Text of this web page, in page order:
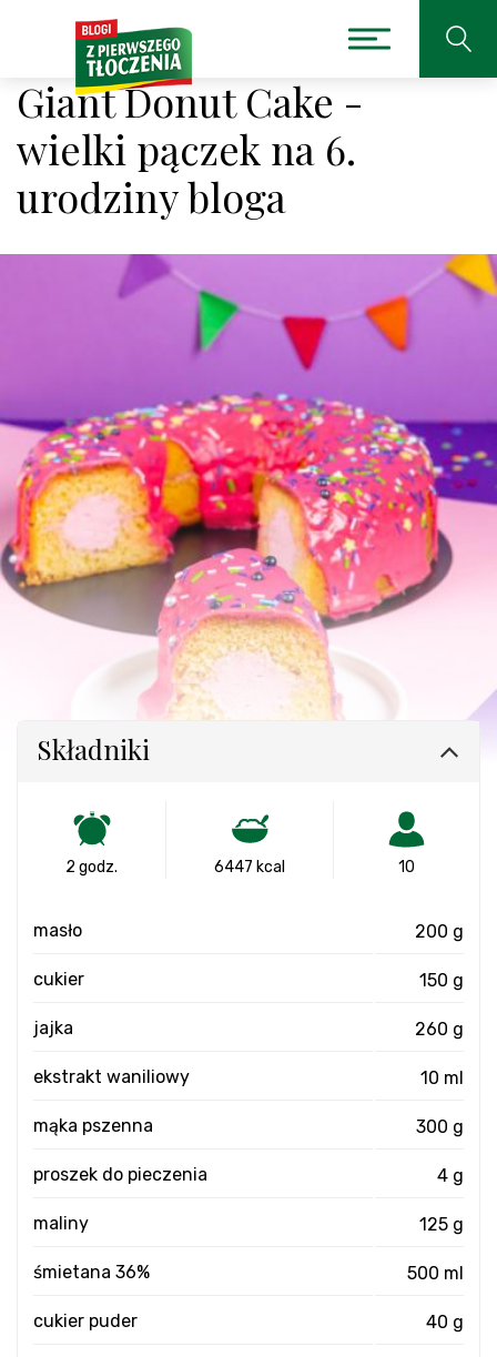
Giant Donut Cake -
wielki pączek na 6.
urodziny bloga
Składniki
2 godz. 6447 kcal 10
masło 200 g
cukier 150 g
jajka 260 g
ekstrakt waniliowy 10 ml
mąka pszenna 300 g
proszek do pieczenia 4 g
maliny 125 g
śmietana 36% 500 ml
cukier puder 40 g